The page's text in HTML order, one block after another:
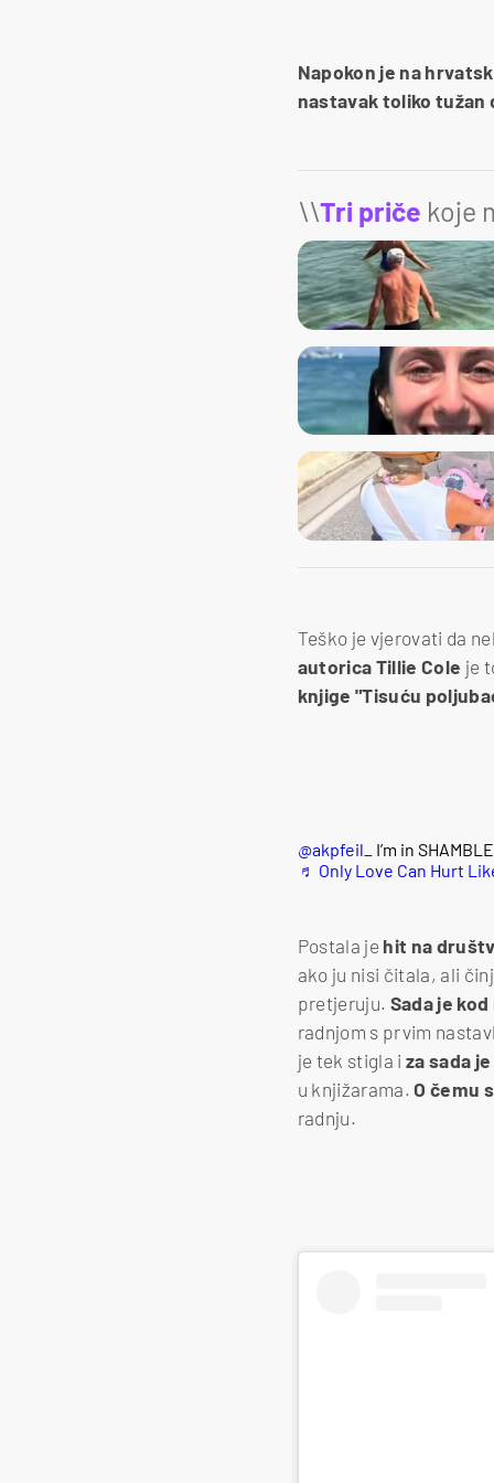
Napokon je na
nastavak toliko tužan
\\Tri priče koje
Teško je vjerovati da
autorica Tillie Cole je
knjige "Tisuću
@akpfeil_ I’m in
♬ Only Love Can Hurt
Postala je hit na
ako ju nisi čitala, ali
pretjeruju. Sada je
radnjom s prvim
je tek stigla i za sada
u knjižarama.O čemu
radnju.